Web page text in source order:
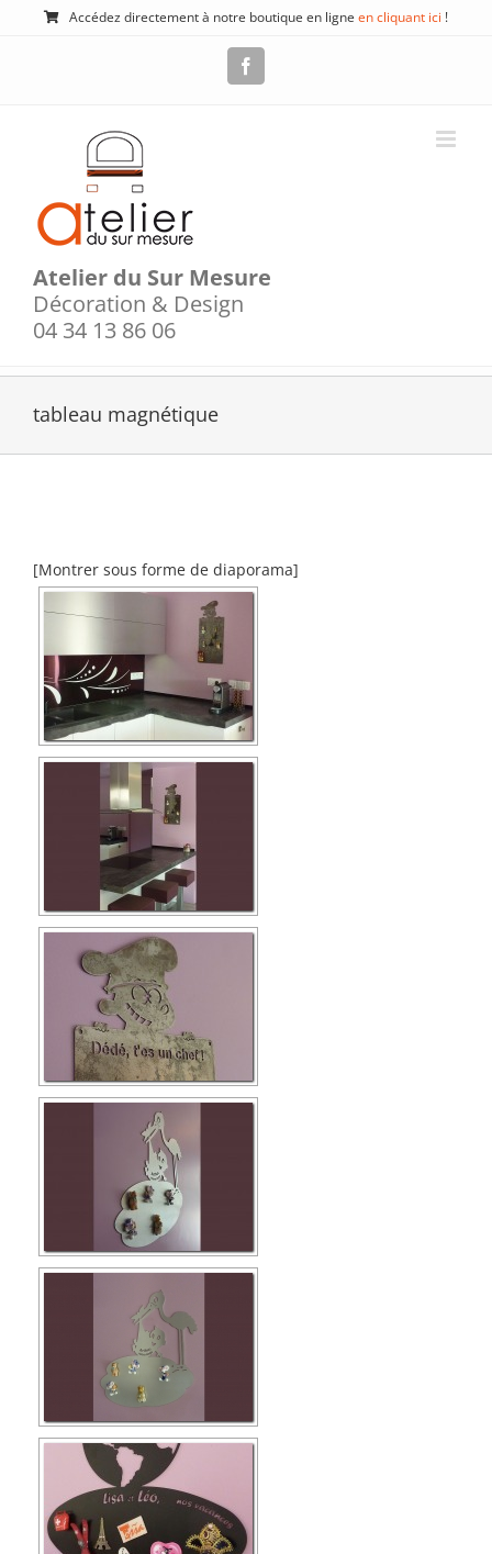
Passer
Accédez directement à notre boutique en ligne en cliquant ici !
Atelier du Sur Mesure
Décoration & Design
04 34 13 86 06
tableau magnétique
[Montrer sous forme de diaporama]